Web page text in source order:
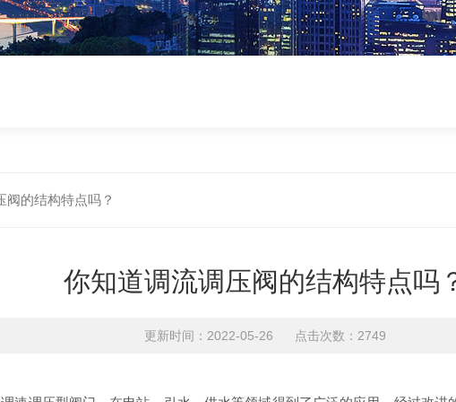
阀的结构特点吗？
你知道调流调压阀的结构特点吗
更新时间：2022-05-26 点击次数：2749